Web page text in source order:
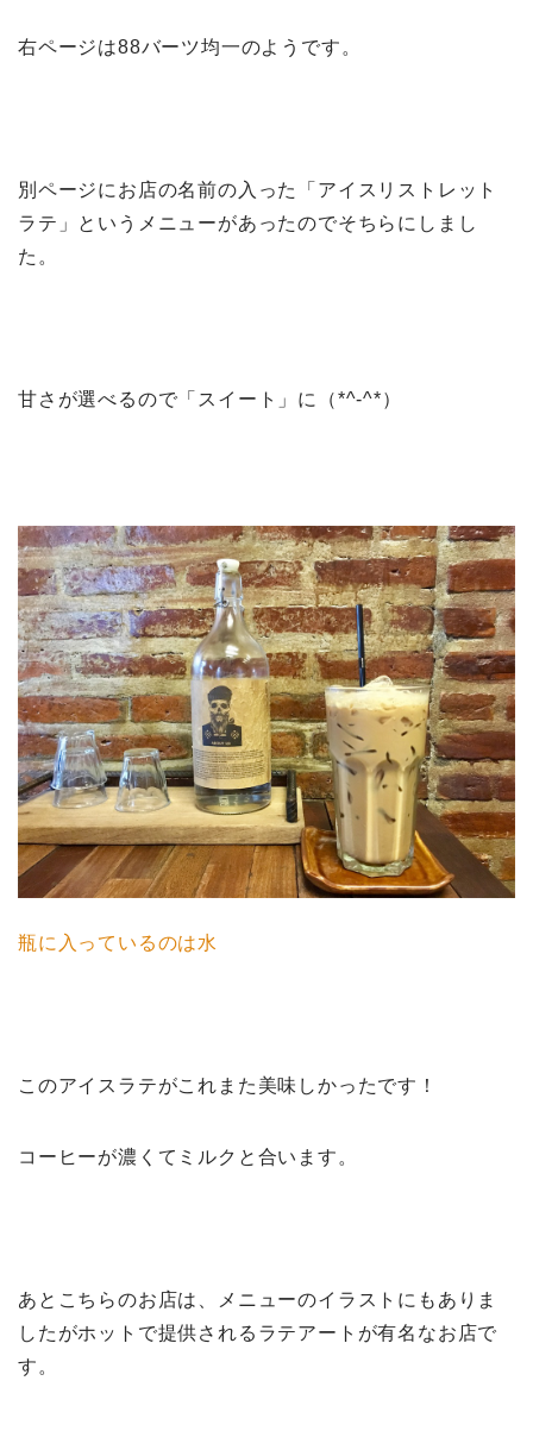
右ページは88バーツ均一のようです。
別ページにお店の名前の入った「アイスリストレット
ラテ」というメニューがあったのでそちらにしまし
た。
甘さが選べるので「スイート」に（*^-^*）
瓶に入っているのは水
このアイスラテがこれまた美味しかったです！
コーヒーが濃くてミルクと合います。
あとこちらのお店は、メニューのイラストにもありま
したがホットで提供されるラテアートが有名なお店で
す。